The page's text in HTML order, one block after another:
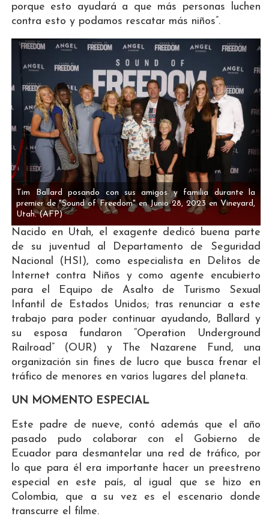
porque esto ayudará a que más personas luchen
contra esto y podamos rescatar más niños”.
Tim Ballard posando con sus amigos y familia durante la
premier de "Sound of Freedom" en Junio 28, 2023 en Vineyard,
Utah. (AFP)
Nacido en Utah, el exagente dedicó buena parte
de su juventud al Departamento de Seguridad
Nacional (HSI), como especialista en Delitos de
Internet contra Niños y como agente encubierto
para el Equipo de Asalto de Turismo Sexual
Infantil de Estados Unidos; tras renunciar a este
trabajo para poder continuar ayudando, Ballard y
su esposa fundaron “Operation Underground
Railroad” (OUR) y The Nazarene Fund, una
organización sin fines de lucro que busca frenar el
tráfico de menores en varios lugares del planeta.
UN MOMENTO ESPECIAL
Este padre de nueve, contó además que el año
pasado pudo colaborar con el Gobierno de
Ecuador para desmantelar una red de tráfico, por
lo que para él era importante hacer un preestreno
especial en este país, al igual que se hizo en
Colombia, que a su vez es el escenario donde
transcurre el filme.